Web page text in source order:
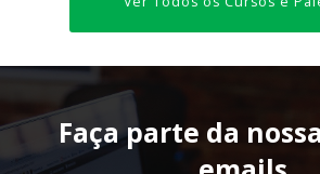
Faça parte da